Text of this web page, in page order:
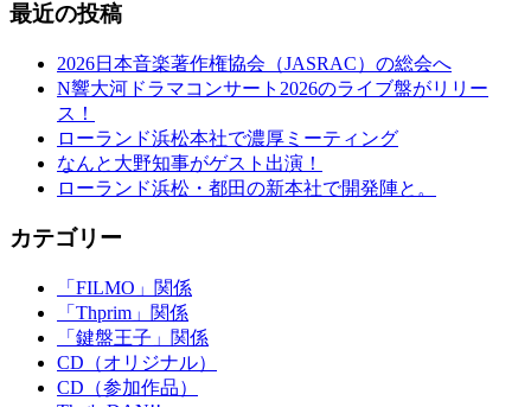
最近の投稿
2026日本音楽著作権協会（JASRAC）の総会へ
N響大河ドラマコンサート2026のライブ盤がリリー
ス！
ローランド浜松本社で濃厚ミーティング
なんと大野知事がゲスト出演！
ローランド浜松・都田の新本社で開発陣と。
カテゴリー
「FILMO」関係
「Thprim」関係
「鍵盤王子」関係
CD（オリジナル）
CD（参加作品）